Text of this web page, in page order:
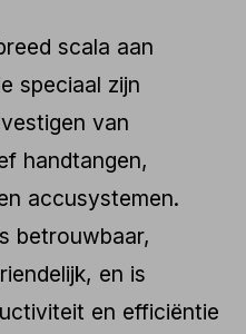
scala aan
speciaal zijn
van
handtangen,
accusystemen.
betrouwbaar,
en is
en efficiëntie